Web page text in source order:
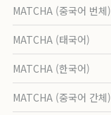
MATCHA (중국어 번체)
MATCHA (태국어)
MATCHA (한국어)
MATCHA (중국어 간체)